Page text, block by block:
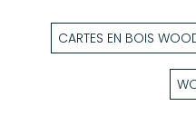
CARTES EN BOIS